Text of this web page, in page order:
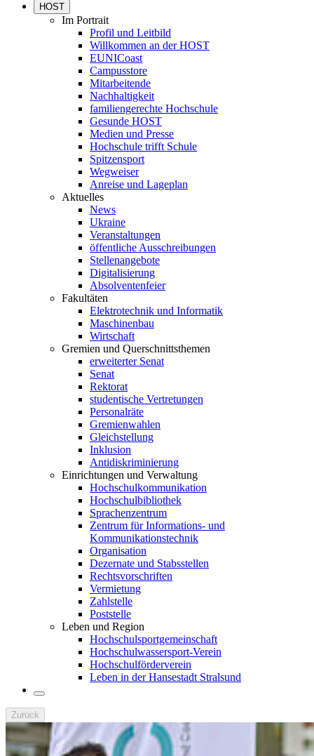
HOST
Im Portrait
Profil und Leitbild
Willkommen an der HOST
EUNICoast
Campusstore
Mitarbeitende
Nachhaltigkeit
familiengerechte Hochschule
Gesunde HOST
Medien und Presse
Hochschule trifft Schule
Spitzensport
Wegweiser
Anreise und Lageplan
Aktuelles
News
Ukraine
Veranstaltungen
öffentliche Ausschreibungen
Stellenangebote
Digitalisierung
Absolventenfeier
Fakultäten
Elektrotechnik und Informatik
Maschinenbau
Wirtschaft
Gremien und Querschnittsthemen
erweiterter Senat
Senat
Rektorat
studentische Vertretungen
Personalräte
Gremienwahlen
Gleichstellung
Inklusion
Antidiskriminierung
Einrichtungen und Verwaltung
Hochschulkommunikation
Hochschulbibliothek
Sprachenzentrum
Zentrum für Informations- und
Kommunikationstechnik
Organisation
Dezernate und Stabsstellen
Rechtsvorschriften
Vermietung
Zahlstelle
Poststelle
Leben und Region
Hochschulsportgemeinschaft
Hochschulwassersport-Verein
Hochschulförderverein
Leben in der Hansestadt Stralsund
Zurück